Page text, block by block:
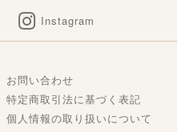
Instagram
お問い合わせ
特定商取引法に基づく表記
個人情報の取り扱いについて